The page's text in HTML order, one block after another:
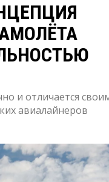
и отличается
авиалайнеров